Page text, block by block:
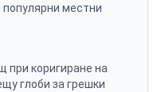
популярни местни
при коригиране на
глоби за грешки